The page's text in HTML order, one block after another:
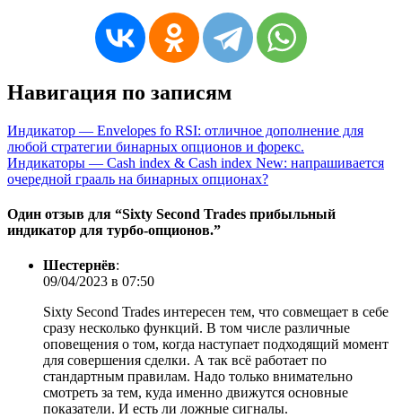
Навигация по записям
Индикатор — Envelopes fo RSI: отличное дополнение для
любой стратегии бинарных опционов и форекс.
Индикаторы — Cash index & Cash index New: напрашивается
очередной грааль на бинарных опционах?
Один отзыв для “Sixty Second Trades прибыльный
индикатор для турбо-опционов.”
Шестернёв:
09/04/2023 в 07:50
Sixty Second Trades интересен тем, что совмещает в себе
сразу несколько функций. В том числе различные
оповещения о том, когда наступает подходящий момент
для совершения сделки. А так всё работает по
стандартным правилам. Надо только внимательно
смотреть за тем, куда именно движутся основные
показатели. И есть ли ложные сигналы.